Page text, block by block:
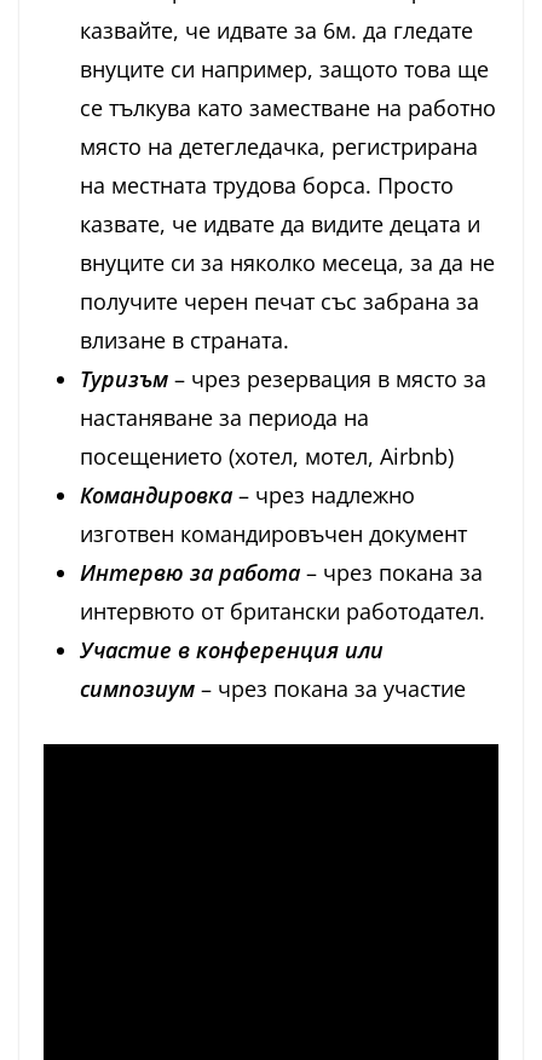
казвайте, че идвате за 6м. да гледате
внуците си например, защото това ще
се тълкува като заместване на работно
място на детегледачка, регистрирана
на местната трудова борса. Просто
казвате, че идвате да видите децата и
внуците си за няколко месеца, за да не
получите черен печат със забрана за
влизане в страната.
Туризъм – чрез резервация в място за
настаняване за периода на
посещението (хотел, мотел, Airbnb)
Командировка – чрез надлежно
изготвен командировъчен документ
Интервю за работа – чрез покана за
интервюто от британски работодател.
Участие в конференция или
симпозиум – чрез покана за участие